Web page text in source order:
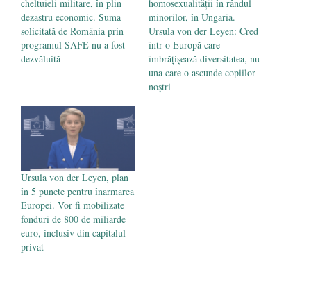
cheltuieli militare, în plin
dezastru economic. Suma
solicitată de România prin
programul SAFE nu a fost
dezvăluită
homosexualității în rândul
minorilor, în Ungaria.
Ursula von der Leyen: Cred
într-o Europă care
îmbrățișează diversitatea, nu
una care o ascunde copiilor
noștri
Ursula von der Leyen, plan
în 5 puncte pentru înarmarea
Europei. Vor fi mobilizate
fonduri de 800 de miliarde
euro, inclusiv din capitalul
privat